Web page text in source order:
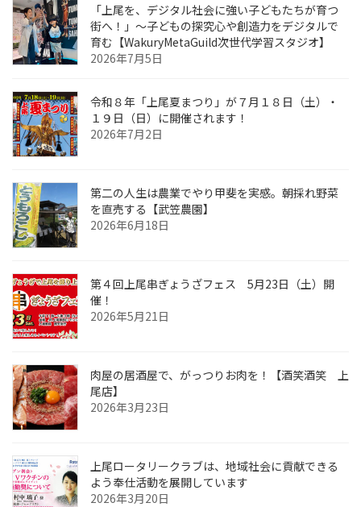
「上尾を、デジタル社会に強い子どもたちが育つ
街へ！」〜子どもの探究心や創造力をデジタルで
育む【WakuryMetaGuild次世代学習スタジオ】
2026年7月5日
令和８年「上尾夏まつり」が７月１８日（土）・
１９日（日）に開催されます！
2026年7月2日
第二の人生は農業でやり甲斐を実感。朝採れ野菜
を直売する【武笠農園】
2026年6月18日
第４回上尾串ぎょうざフェス 5月23日（土）開
催！
2026年5月21日
肉屋の居酒屋で、がっつりお肉を！【酒笑酒笑 上
尾店】
2026年3月23日
上尾ロータリークラブは、地域社会に貢献できる
よう奉仕活動を展開しています
2026年3月20日